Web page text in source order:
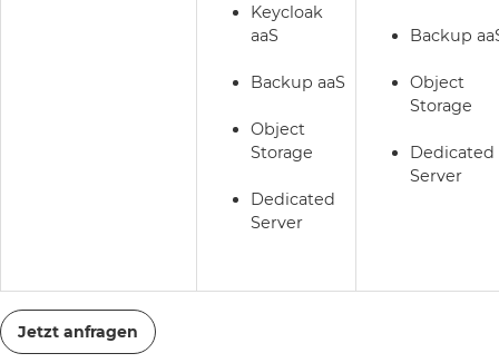
Keycloak
aaS
Backup aaS
Object
Storage
Dedicated
Server
Backup
Object
Storage
Dedicated
Server
Jetzt anfragen